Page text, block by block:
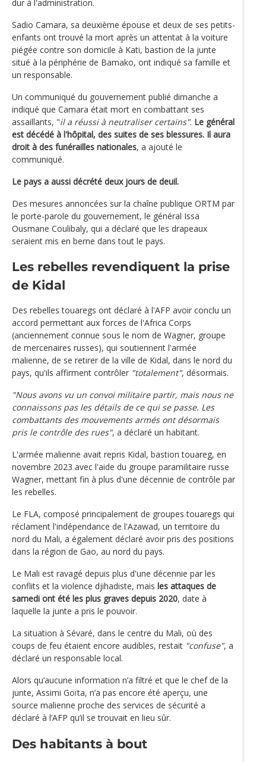
dur à l'administration.
Sadio Camara, sa deuxième épouse et deux de ses petits-
enfants ont trouvé la mort après un attentat à la voiture
piégée contre son domicile à Kati, bastion de la junte
situé à la périphérie de Bamako, ont indiqué sa famille et
un responsable.
Un communiqué du gouvernement publié dimanche a
indiqué que Camara était mort en combattant ses
assaillants, "il a réussi à neutraliser certains". Le général
est décédé à l'hôpital, des suites de ses blessures. Il aura
droit à des funérailles nationales, a ajouté le
communiqué.
Le pays a aussi décrété deux jours de deuil.
Des mesures annoncées sur la chaîne publique ORTM par
le porte-parole du gouvernement, le général Issa
Ousmane Coulibaly, qui a déclaré que les drapeaux
seraient mis en berne dans tout le pays.
Les rebelles revendiquent la prise
de Kidal
Des rebelles touaregs ont déclaré à l'AFP avoir conclu un
accord permettant aux forces de l'Africa Corps
(anciennement connue sous le nom de Wagner, groupe
de mercenaires russes), qui soutiennent l'armée
malienne, de se retirer de la ville de Kidal, dans le nord du
pays, qu'ils affirment contrôler "totalement", désormais.
"Nous avons vu un convoi militaire partir, mais nous ne
connaissons pas les détails de ce qui se passe. Les
combattants des mouvements armés ont désormais
pris le contrôle des rues", a déclaré un habitant.
L'armée malienne avait repris Kidal, bastion touareg, en
novembre 2023 avec l'aide du groupe paramilitaire russe
Wagner, mettant fin à plus d'une décennie de contrôle par
les rebelles.
Le FLA, composé principalement de groupes touaregs qui
réclament l'indépendance de l'Azawad, un territoire du
nord du Mali, a également déclaré avoir pris des positions
dans la région de Gao, au nord du pays.
Le Mali est ravagé depuis plus d'une décennie par les
conflits et la violence djihadiste, mais les attaques de
samedi ont été les plus graves depuis 2020, date à
laquelle la junte a pris le pouvoir.
La situation à Sévaré, dans le centre du Mali, où des
coups de feu étaient encore audibles, restait "confuse", a
déclaré un responsable local.
Alors qu’aucune information n’a filtré et que le chef de la
junte, Assimi Goïta, n’a pas encore été aperçu, une
source malienne proche des services de sécurité a
déclaré à l’AFP qu’il se trouvait en lieu sûr.
Des habitants à bout